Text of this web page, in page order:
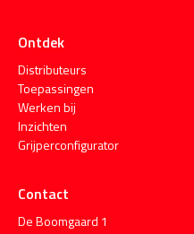
Ontdek
Distributeurs
Toepassingen
Werken bij
Inzichten
Grijperconfigurator
Contact
De Boomgaard 1